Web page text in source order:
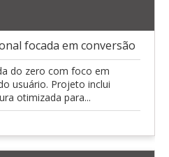
focada em conversão
do zero com foco em
usuário. Projeto inclui
otimizada para...